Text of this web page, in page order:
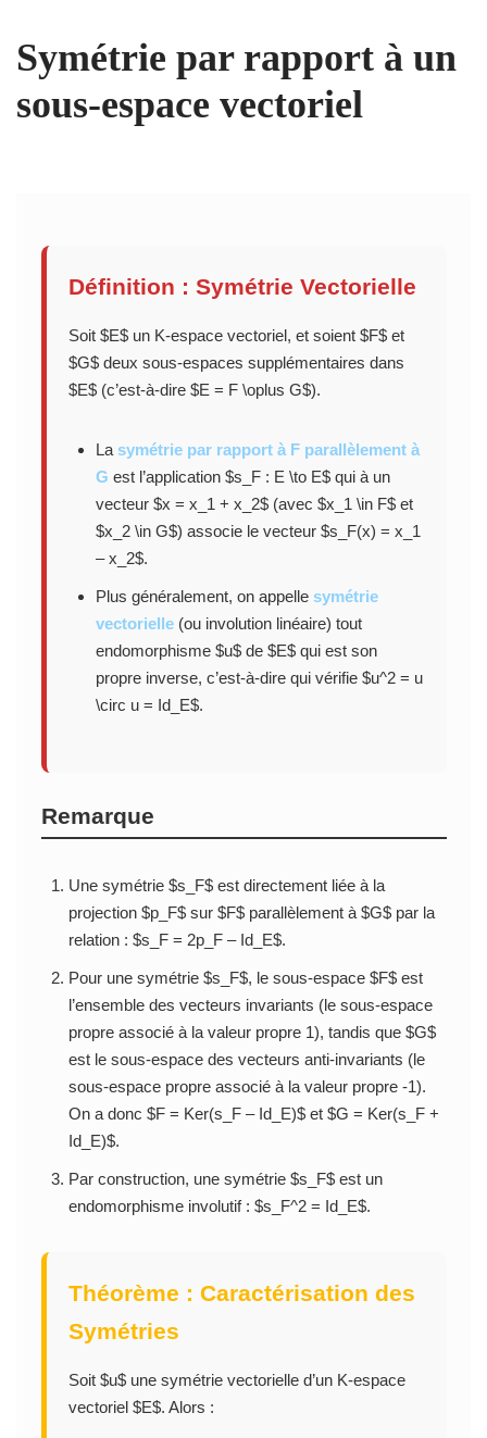
Symétrie par rapport à un
sous-espace vectoriel
Définition : Symétrie Vectorielle
Soit $E$ un K-espace vectoriel, et soient $F$ et
$G$ deux sous-espaces supplémentaires dans
$E$ (c’est-à-dire $E = F \oplus G$).
La symétrie par rapport à F parallèlement à
G est l’application $s_F : E \to E$ qui à un
vecteur $x = x_1 + x_2$ (avec $x_1 \in F$ et
$x_2 \in G$) associe le vecteur $s_F(x) = x_1
– x_2$.
Plus généralement, on appelle symétrie
vectorielle(ou involution linéaire) tout
endomorphisme $u$ de $E$ qui est son
propre inverse, c’est-à-dire qui vérifie $u^2 = u
\circ u = Id_E$.
Remarque
Une symétrie $s_F$ est directement liée à la
projection $p_F$ sur $F$ parallèlement à $G$ par la
relation : $s_F = 2p_F – Id_E$.
Pour une symétrie $s_F$, le sous-espace $F$ est
l’ensemble des vecteurs invariants (le sous-espace
propre associé à la valeur propre 1), tandis que $G$
est le sous-espace des vecteurs anti-invariants (le
sous-espace propre associé à la valeur propre -1).
On a donc $F = Ker(s_F – Id_E)$ et $G = Ker(s_F +
Id_E)$.
Par construction, une symétrie $s_F$ est un
endomorphisme involutif : $s_F^2 = Id_E$.
Théorème : Caractérisation des
Symétries
Soit $u$ une symétrie vectorielle d’un K-espace
vectoriel $E$. Alors :